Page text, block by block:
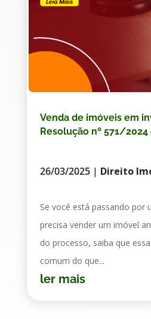
Venda de imóveis em
Resolução nº 571/2024
26/03/2025| Direito
Se você está passando por
precisa vender um imóvel
do processo, saiba que
comum do que...
ler mais